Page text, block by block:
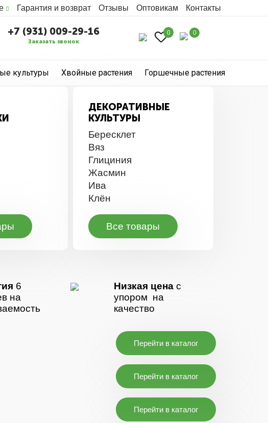
Гарантия и возврат Отзывы Оптовикам Контакты
+7 (931) 009-29-16
Заказать звонок
0 0
культуры Хвойные растения Горшечные растения
ДЕКОРАТИВНЫЕ
КУЛЬТУРЫ
Бересклет
Вяз
Глициния
Жасмин
Ива
Клён
Все товары
6
на
Низкая цена с
упором на
качество
Перейти в каталог
Перейти в каталог
Перейти в каталог